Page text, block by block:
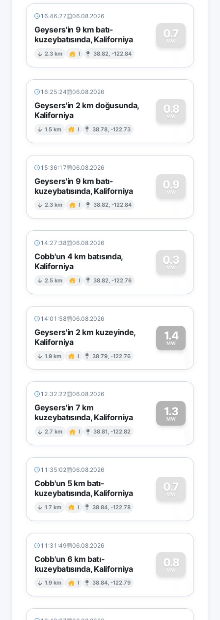
16:46:27 06.08.2026
Geysers'in 9 km batı-
kuzeybatısında, Kaliforniya
2.3 km I 38.82, -122.84
0.7
MW
0
16:25:24 06.08.2026
Geysers'in 2 km doğusunda,
Kaliforniya
1.5 km I 38.78, -122.73
0.8
MW
0
15:36:17 06.08.2026
Geysers'in 9 km batı-
kuzeybatısında, Kaliforniya
2.3 km I 38.82, -122.84
0.9
MW
0
14:27:38 06.08.2026
Cobb'un 4 km batısında,
Kaliforniya
2.5 km I 38.82, -122.76
0.3
MW
0
14:01:58 06.08.2026
Geysers'in 2 km kuzeyinde,
Kaliforniya
1.9 km I 38.79, -122.76
1.4
MW1
12:32:22 06.08.2026
Geysers'in 7 km
kuzeybatısında, Kaliforniya
2.7 km I 38.81, -122.82
1.3
MW1
11:35:02 06.08.2026
Cobb'un 5 km batı-
kuzeybatısında, Kaliforniya
1.7 km I 38.84, -122.78
0.7
MW
0
11:31:49 06.08.2026
Cobb'un 6 km batı-
kuzeybatısında, Kaliforniya
1.9 km I 38.84, -122.79
0.8
MW
0